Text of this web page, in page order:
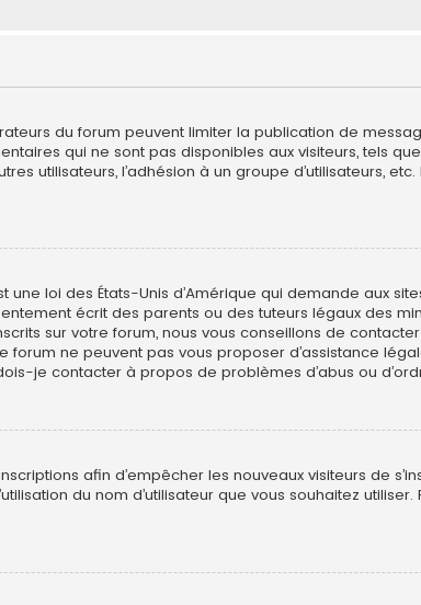
du forum peuvent limiter la publication de
qui ne sont pas disponibles aux visiteurs, tels que
utilisateurs, l’adhésion à un groupe d’utilisateurs, etc.
une loi des États-Unis d’Amérique qui demande aux
écrit des parents ou des tuteurs légaux des
sur votre forum, nous vous conseillons de
forum ne peuvent pas vous proposer d’assistance
je contacter à propos de problèmes d’abus ou
afin d’empêcher les nouveaux visiteurs de
du nom d’utilisateur que vous souhaitez